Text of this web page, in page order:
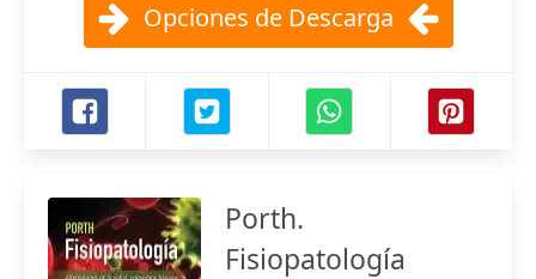
Opciones de Descarga
Porth.
Fisiopatología